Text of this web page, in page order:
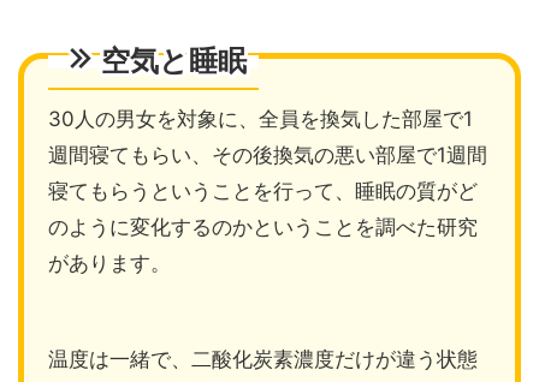
空気と睡眠
30人の男女を対象に、全員を換気した部屋で1
週間寝てもらい、その後換気の悪い部屋で1週間
寝てもらうということを行って、睡眠の質がど
のように変化するのかということを調べた研究
があります。
温度は一緒で、二酸化炭素濃度だけが違う状態